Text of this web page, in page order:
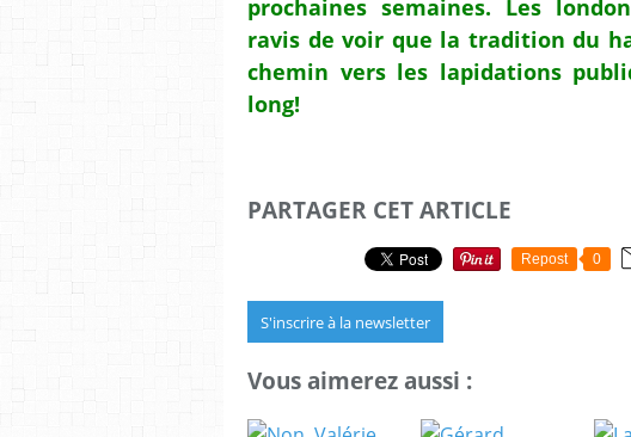
prochaines semaines. Les
ravis de voir que la tradition du
chemin vers les lapidations
long!
PARTAGER CET ARTICLE
Repost 0
S'inscrire à la newsletter
Vous aimerez aussi :